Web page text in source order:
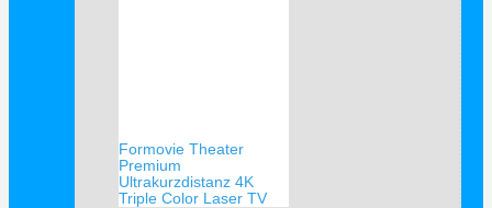
Formovie Theater
Premium
Ultrakurzdistanz 4K
Triple Color Laser TV